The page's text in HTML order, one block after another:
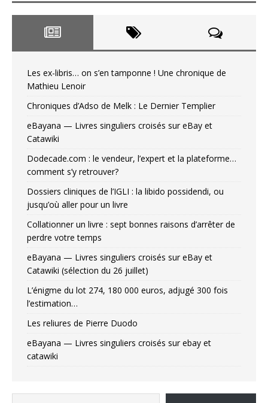
Les ex-libris… on s’en tamponne ! Une chronique de
Mathieu Lenoir
Chroniques d’Adso de Melk : Le Dernier Templier
eBayana — Livres singuliers croisés sur eBay et
Catawiki
Dodecade.com : le vendeur, l’expert et la plateforme…
comment s’y retrouver?
Dossiers cliniques de l’IGLI : la libido possidendi, ou
jusqu’où aller pour un livre
Collationner un livre : sept bonnes raisons d’arrêter de
perdre votre temps
eBayana — Livres singuliers croisés sur eBay et
Catawiki (sélection du 26 juillet)
L’énigme du lot 274, 180 000 euros, adjugé 300 fois
l’estimation…
Les reliures de Pierre Duodo
eBayana — Livres singuliers croisés sur ebay et
catawiki